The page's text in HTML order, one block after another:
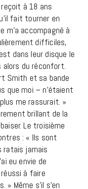
reçoit à 18 ans
fait tourner en
m’a accompagné à
difficiles,
dans leur disque le
alors du réconfort.
Smith et sa bande
que moi – n’étaient
me rassurait. »
brillant de la
Le troisième
: « Ils sont
ratais jamais
eu envie de
à faire
Même s’il s’en